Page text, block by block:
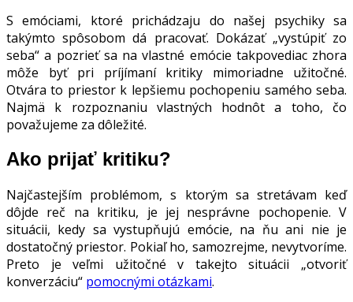
S emóciami, ktoré prichádzaju do našej psychiky sa
takýmto spôsobom dá pracovať. Dokázať „vystúpiť zo
seba“ a pozrieť sa na vlastné emócie takpovediac zhora
môže byť pri príjímaní kritiky mimoriadne užitočné.
Otvára to priestor k lepšiemu pochopeniu samého seba.
Najmä k rozpoznaniu vlastných hodnôt a toho, čo
považujeme za dôležité.
Ako prijať kritiku?
Najčastejším problémom, s ktorým sa stretávam keď
dôjde reč na kritiku, je jej nesprávne pochopenie. V
situácii, kedy sa vystupňujú emócie, na ňu ani nie je
dostatočný priestor. Pokiaľ ho, samozrejme, nevytvoríme.
Preto je veľmi užitočné v takejto situácii „otvoriť
konverzáciu“ pomocnými otázkami.